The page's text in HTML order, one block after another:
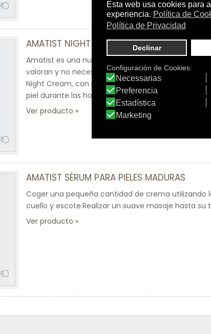
AMATIST NIGHT CREAM
Amatist es una nueva gama dedicada
valoran y no necesitan retroceder en el tiempo,
Night Cream, con proteoglicanos, phyto-retinol,
piel durante las horas de descanso. ¡Saca lo mejor
Ver producto
AMATIST SÉRUM PARA PIELES MADURAS
Coger una pequeña cantidad de crema utilizando
cuello y escote.Realizar un suave masaje hasta su
Ver producto